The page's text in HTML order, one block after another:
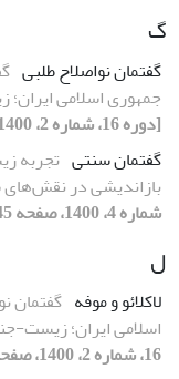
گ
گفتمان نواصلاح طلبی
جمهوری اسلامی ایران؛
[دوره 16، شماره 2، 1400، صفحه 111-138]
گفتمان سنتی تجربه
بازاندیشی در
شماره 4، 1400، صفحه 145-180]
ل
لاکلائو و موفه گفتمان
اسلامی ایران؛ زیست-جنبش
16، شماره 2، 1400، صفحه 111-138]